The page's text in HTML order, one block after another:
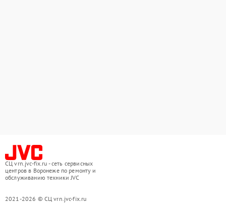
СЦ vrn.jvc-fix.ru - сеть сервисных
центров в Воронеже по ремонту и
обслуживанию техники JVC
2021-2026 © СЦ vrn.jvc-fix.ru